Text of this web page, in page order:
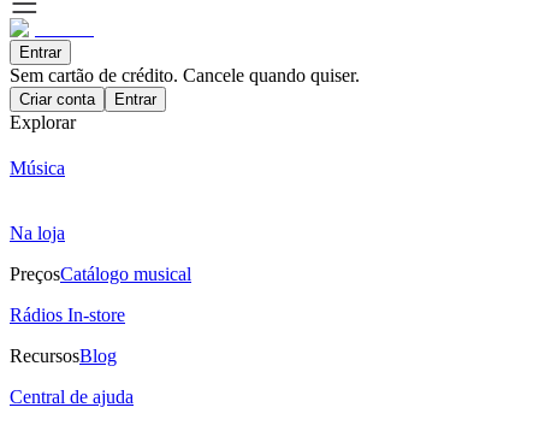
Entrar
Sem cartão de crédito. Cancele quando quiser.
Criar conta Entrar
Explorar
Música
Na loja
PreçosCatálogo musical
Rádios In-store
RecursosBlog
Central de ajuda